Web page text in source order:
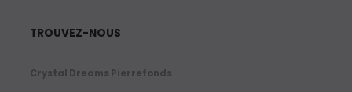
TROUVEZ-NOUS
Crystal Dreams Pierrefonds